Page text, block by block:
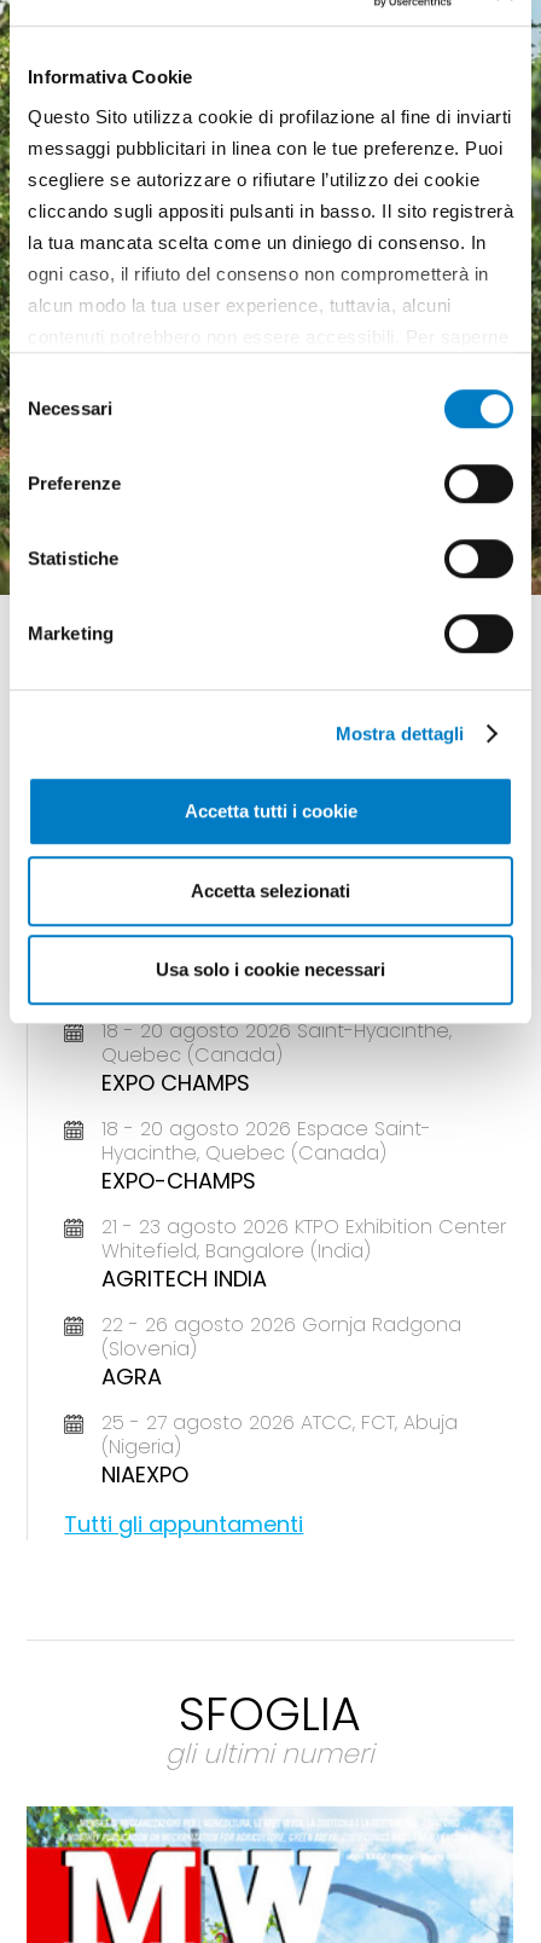
Informativa Cookie
Questo Sito utilizza cookie di profilazione al fine di inviarti
messaggi pubblicitari in linea con le tue preferenze. Puoi
scegliere se autorizzare o rifiutare l’utilizzo dei cookie
cliccando sugli appositi pulsanti in basso. Il sito registrerà
la tua mancata scelta come un diniego di consenso. In
ogni caso, il rifiuto del consenso non comprometterà in
alcun modo la tua user experience, tuttavia, alcuni
all’utilizzo di tutti, o solamente di alcuni di essi, ti
Selezione
del
consenso
Necessari
Preferenze
Statistiche
Marketing
Mostra dettagli
Accetta tutti i cookie
Accetta selezionati
Usa solo i cookie necessari
in crescita ma pesa
GLI APPUNTAMENTI
della meccanizzazione
18 - 20 agosto 2026 Gunnedah, Nsw
(Australia)
AGQUIP FIELD DAYS
18 - 20 agosto 2026 Saint-Hyacinthe,
Quebec (Canada)
EXPO CHAMPS
18 - 20 agosto 2026 Espace Saint-
Hyacinthe, Quebec (Canada)
EXPO-CHAMPS
21 - 23 agosto 2026 KTPO Exhibition Center
Whitefield, Bangalore (India)
AGRITECH INDIA
22 - 26 agosto 2026 Gornja Radgona
(Slovenia)
AGRA
25 - 27 agosto 2026 ATCC, FCT, Abuja
(Nigeria)
NIAEXPO
Tutti gli appuntamenti
SFOGLIA
gli ultimi numeri